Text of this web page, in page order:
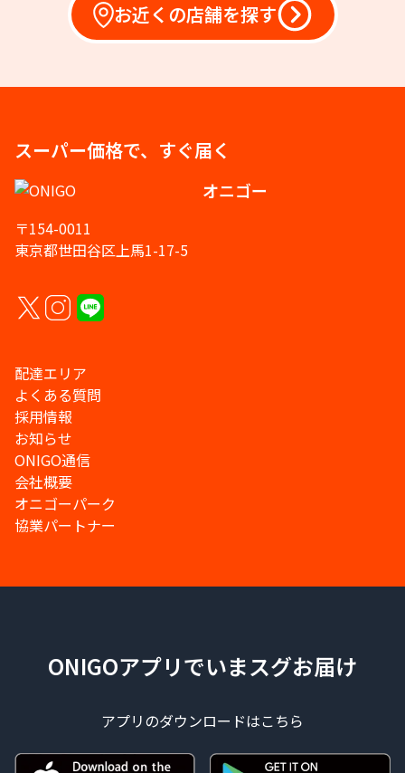
お近くの店舗を探す
スーパー価格で、すぐ届く
オニゴー
〒154-0011
東京都世田谷区上馬1-17-5
配達エリア
よくある質問
採用情報
お知らせ
ONIGO通信
会社概要
オニゴーパーク
協業パートナー
ONIGOアプリでいまスグお届け
アプリのダウンロードはこちら